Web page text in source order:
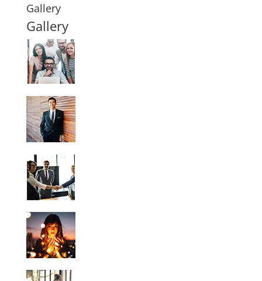
Gallery
Gallery